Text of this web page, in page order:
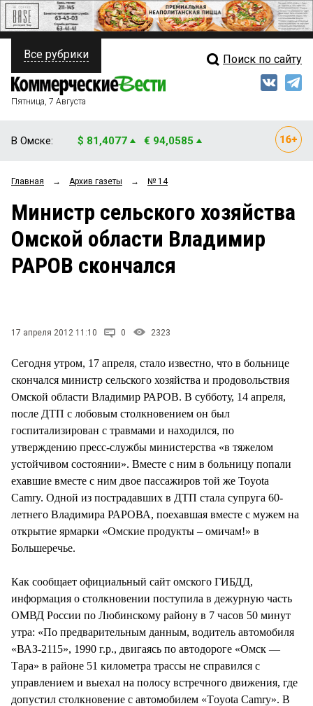
ПОЛИТИКА
ФИНАНСЫ
ОБЩЕСТВО
ЗАКОН
Свежий выпуск
Рейтинги
Блоги
Все рубрики Поиск по сайту
Пятница, 7 Августа
В Омске: $ 81,4077 € 94,0585
Главная → Архив газеты → № 14
Министр сельского хозяйства
Омской области Владимир
РАРОВ скончался
17 апреля 2012 11:10 0 2323
Сегодня утром, 17 апреля, стало известно, что в больнице
скончался министр сельского хозяйства и продовольствия
Омской области Владимир РАРОВ. В субботу, 14 апреля,
после ДТП с лобовым столкновением он был
госпитализирован с травмами и находился, по
утверждению пресс-службы министерства «в тяжелом
устойчивом состоянии». Вместе с ним в больницу попали
ехавшие вместе с ним двое пассажиров той же Toyota
Camry. Одной из пострадавших в ДТП стала супруга 60-
летнего Владимира РАРОВА, поехавшая вместе с мужем на
открытие ярмарки «Омские продукты – омичам!» в
Большеречье.
Как сообщает официальный сайт омского ГИБДД,
информация о столкновении поступила в дежурную часть
ОМВД России по Любинскому району в 7 часов 50 минут
утра: «По предварительным данным, водитель автомобиля
«ВАЗ-2115», 1990 г.р., двигаясь по автодороге «Омск —
Тара» в районе 51 километра трассы не справился с
управлением и выехал на полосу встречного движения, где
допустил столкновение с автомобилем «Тoyota Camry». В